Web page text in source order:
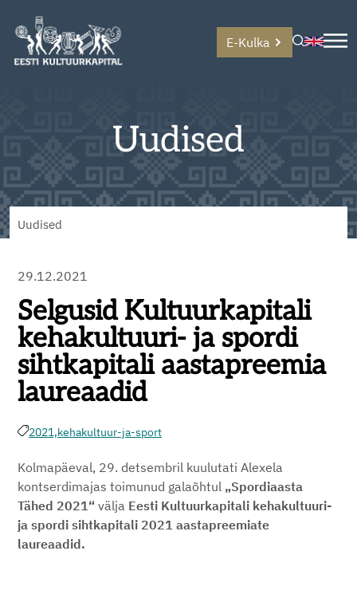
E-Kulka
Uudised
Uudised
29.12.2021
Selgusid Kultuurkapitali
kehakultuuri- ja spordi
sihtkapitali aastapreemia
laureaadid
2021,kehakultuur-ja-sport
Kolmapäeval, 29. detsembril kuulutati Alexela
kontserdimajas toimunud galaõhtul „Spordiaasta
Tähed 2021“ välja Eesti Kultuurkapitali kehakultuuri-
ja spordi sihtkapitali 2021 aastapreemiate
laureaadid.